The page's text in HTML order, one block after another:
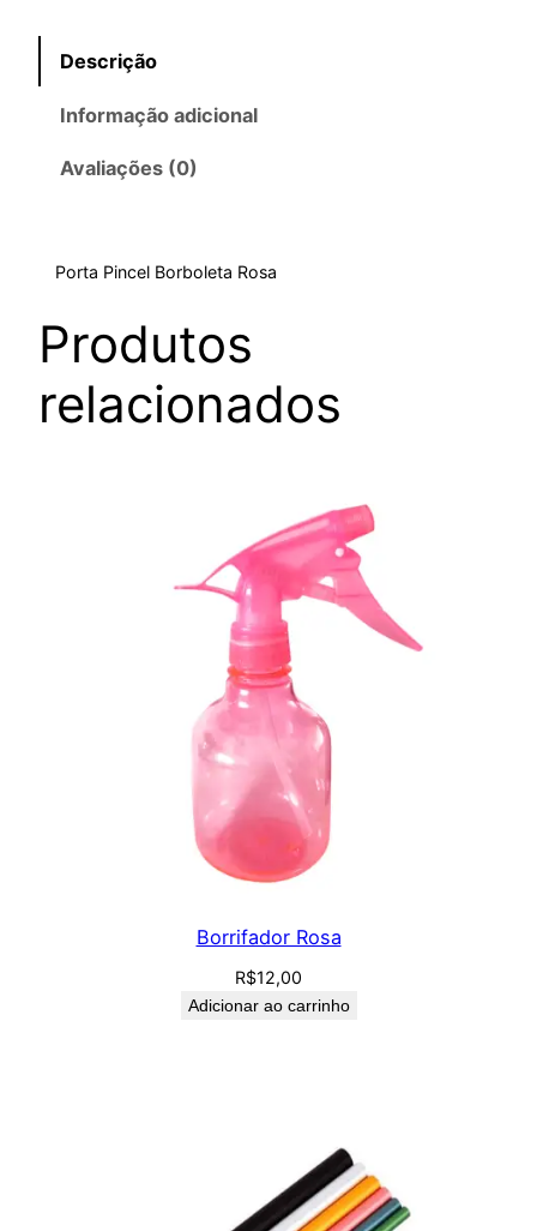
Descrição
Informação adicional
Avaliações (0)
Porta Pincel Borboleta Rosa
Produtos
relacionados
Borrifador Rosa
R$12,00
Adicionar ao carrinho